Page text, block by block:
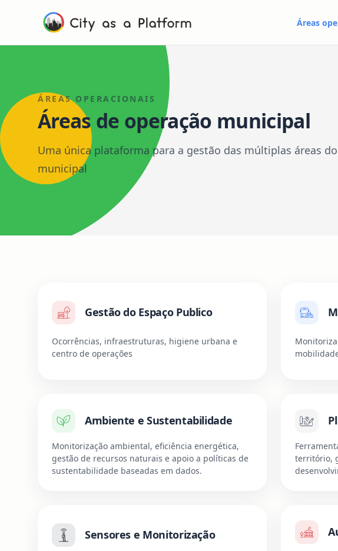
Áreas
ÁREAS OPERACIONAIS
Áreas de operação municipal
Uma única plataforma para a gestão das múltiplas áreas
municipal
Gestão do Espaço Publico
Ocorrências, infraestruturas, higiene urbana e
centro de operações
Ambiente e Sustentabilidade
Monitorização ambiental, eficiência energética,
gestão de recursos naturais e apoio a políticas de
sustentabilidade baseadas em dados.
território,
Sensores e Monitorização